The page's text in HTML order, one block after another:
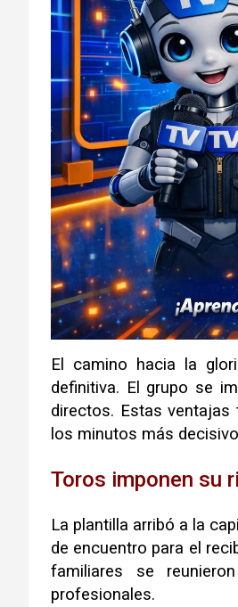
El camino hacia la
definitiva. El grupo se
directos. Estas ventajas
los minutos más
Toros imponen su
La plantilla arribó a la
de encuentro para el
familiares se
profesionales.